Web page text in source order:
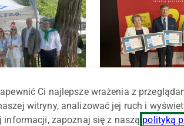
współpracował ze
Chcesz studiować
SGGW!
Ci najlepsze wrażenia z
witryny, analizować jej ruch i
informacji, zapoznaj się z naszą polityką